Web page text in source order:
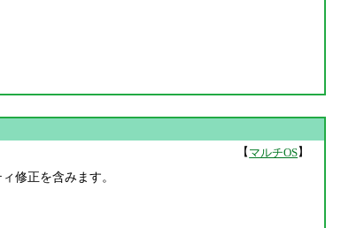
【 マルチOS】
修正を含みます。